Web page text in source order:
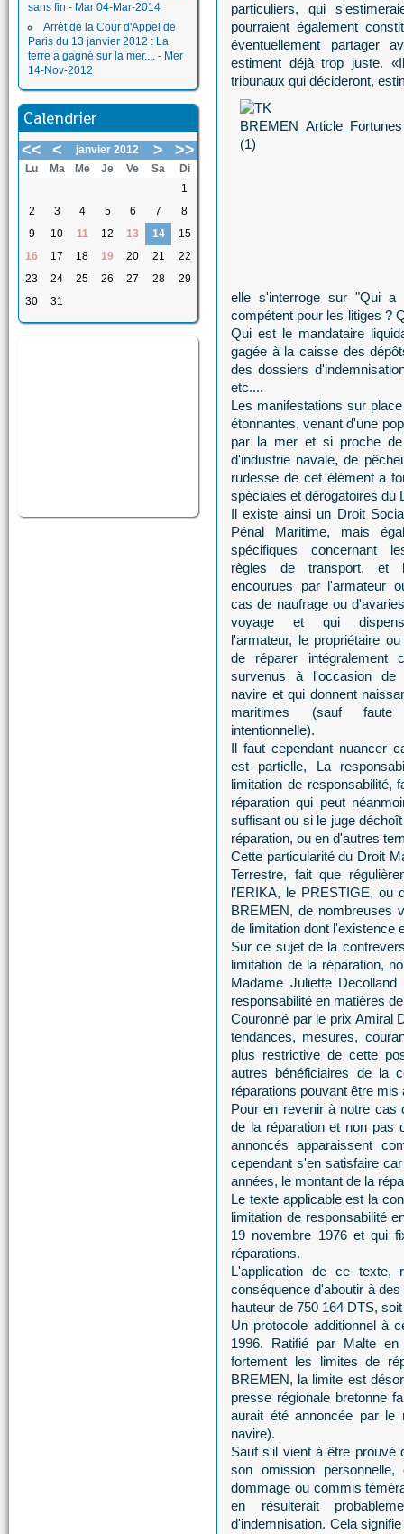
sans fin - Mar 04-Mar-2014
Arrêt de la Cour d'Appel de
Paris du 13 janvier 2012 : La
terre a gagné sur la mer.... - Mer
14-Nov-2012
Calendrier
<< < janvier 2012 > >>
Lu Ma Me Je Ve Sa
Di
1
2
3 4 5 6 7
8
9
10 11 12 13 14
15
16
17 18 19 20 21
22
23
24 25 26 27 28
29
30
31
particuliers, qui
pourraient également
éventuellement partager
estiment déjà trop juste.
tribunaux qui décideront,
elle s'interroge sur "Qui
compétent pour les litiges ?
Qui est le mandataire
gagée à la caisse des
des dossiers
etc....
Les manifestations sur
étonnantes, venant d'une
par la mer et si proche de
d'industrie navale, de
rudesse de cet élément a
spéciales et dérogatoires du
Il existe ainsi un Droit
Pénal Maritime, mais
spécifiques concernant
règles de transport, et
encourues par l'armateur
cas de naufrage ou
voyage et qui
l'armateur, le propriétaire
de réparer intégralement
survenus à l'occasion de
navire et qui donnent
maritimes (sauf faute
intentionnelle).
Il faut cependant nuancer
est partielle, La
limitation de responsabilité,
réparation qui peut
suffisant ou si le juge
réparation, ou en d'autres
Cette particularité du Droit
Terrestre, fait que
l'ERIKA, le PRESTIGE, ou
BREMEN, de nombreuses
de limitation dont l'existence
Sur ce sujet de la
limitation de la réparation,
Madame Juliette
responsabilité en matières
Couronné par le prix Amiral
tendances, mesures,
plus restrictive de cette
autres bénéficiaires de la
réparations pouvant être mis
Pour en revenir à notre cas
de la réparation et non pas
annoncés apparaissent
cependant s'en satisfaire
années, le montant de la
Le texte applicable est la
limitation de responsabilité
19 novembre 1976 et qui
réparations.
L'application de ce
conséquence d'aboutir à
hauteur de 750 164 DTS,
Un protocole additionnel à
1996. Ratifié par Malte
fortement les limites de
BREMEN, la limite est
presse régionale bretonne
aurait été annoncée par le
navire).
Sauf s'il vient à être prouvé
son omission
dommage ou commis
en résulterait
d'indemnisation. Cela